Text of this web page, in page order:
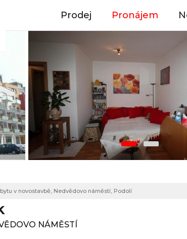
Prodej Pronájem
v novostavbě, Nedvědovo náměstí, Podolí
NÁMĚSTÍ